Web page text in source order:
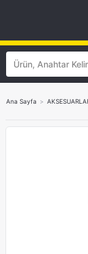
Ana Sayfa >